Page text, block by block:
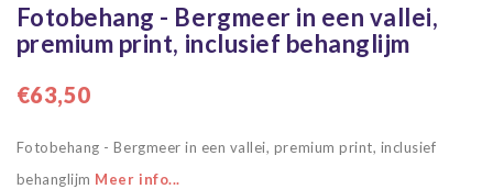
Fotobehang - Bergmeer in een vallei,
premium print, inclusief behanglijm
€63,50
Fotobehang - Bergmeer in een vallei, premium print, inclusief
behanglijm Meer info...